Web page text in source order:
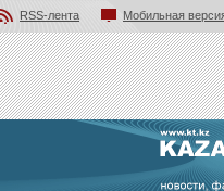
RSS-лента
Мобильная